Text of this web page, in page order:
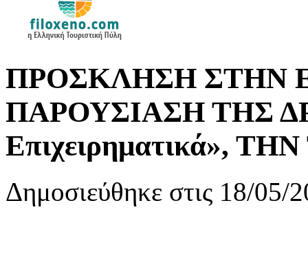
ΠΡΟΣΚΛΗΣΗ ΣΤΗΝ
ΠΑΡΟΥΣΙΑΣΗ ΤΗΣ
Επιχειρηματικά»,
Δημοσιεύθηκε στις 18/05/